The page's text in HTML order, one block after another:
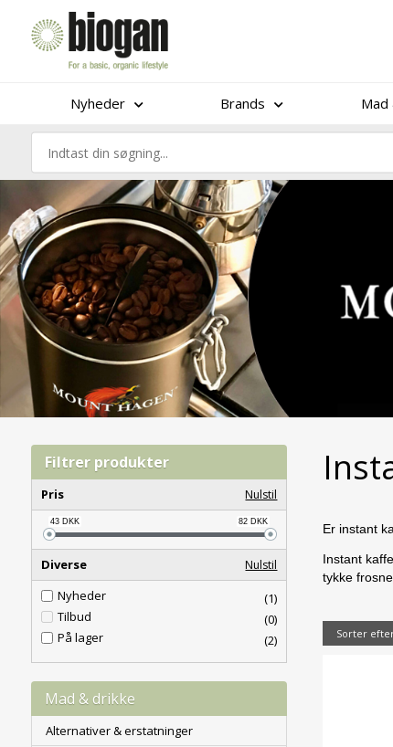
Nyheder Brands Mad
Filtrer produkter
Pris Nulstil
43DKK 82DKK
Diverse Nulstil
Nyheder
(1)
Tilbud
(0)
På lager
(2)
Mad & drikke
Alternativer & erstatninger
Er instant
Instant
tykke
Sorter